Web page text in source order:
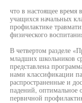
что в настоящее время
учащихся начальных
профилактике
физического
В четвертом разделе
младших школьников
представлена
нами классификации
распространенные и
падений, оптимальное
первичной